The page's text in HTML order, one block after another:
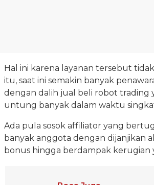
Hal ini karena layanan tersebut
itu, saat ini semakin banyak
dengan dalih jual beli robot trading
untung banyak dalam waktu
Ada pula sosok affiliator yang
banyak anggota dengan dijanjikan
bonus hingga berdampak kerugian